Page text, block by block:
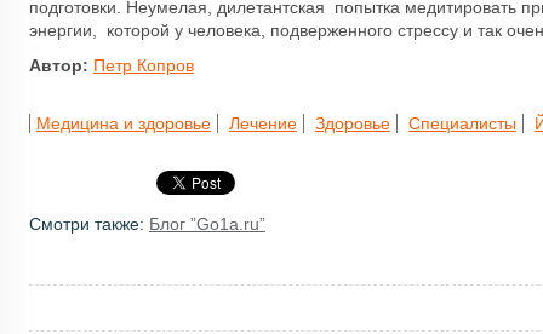
подготовки. Неумелая, дилетантская попытка медитировать
энергии, которой у человека, подверженного стрессу и так
Автор: Петр Копров
Медицина и здоровье Лечение Здоровье Специалисты
Смотри также: Блог ”Go1a.ru”